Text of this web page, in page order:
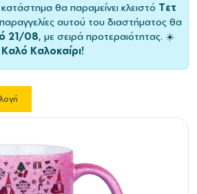
θα παραμείνει κλειστό Τετ
αυτού του διαστήματος θα
21/08, με σειρά προτεραιότητας. ☀️
Καλό Καλοκαίρι!